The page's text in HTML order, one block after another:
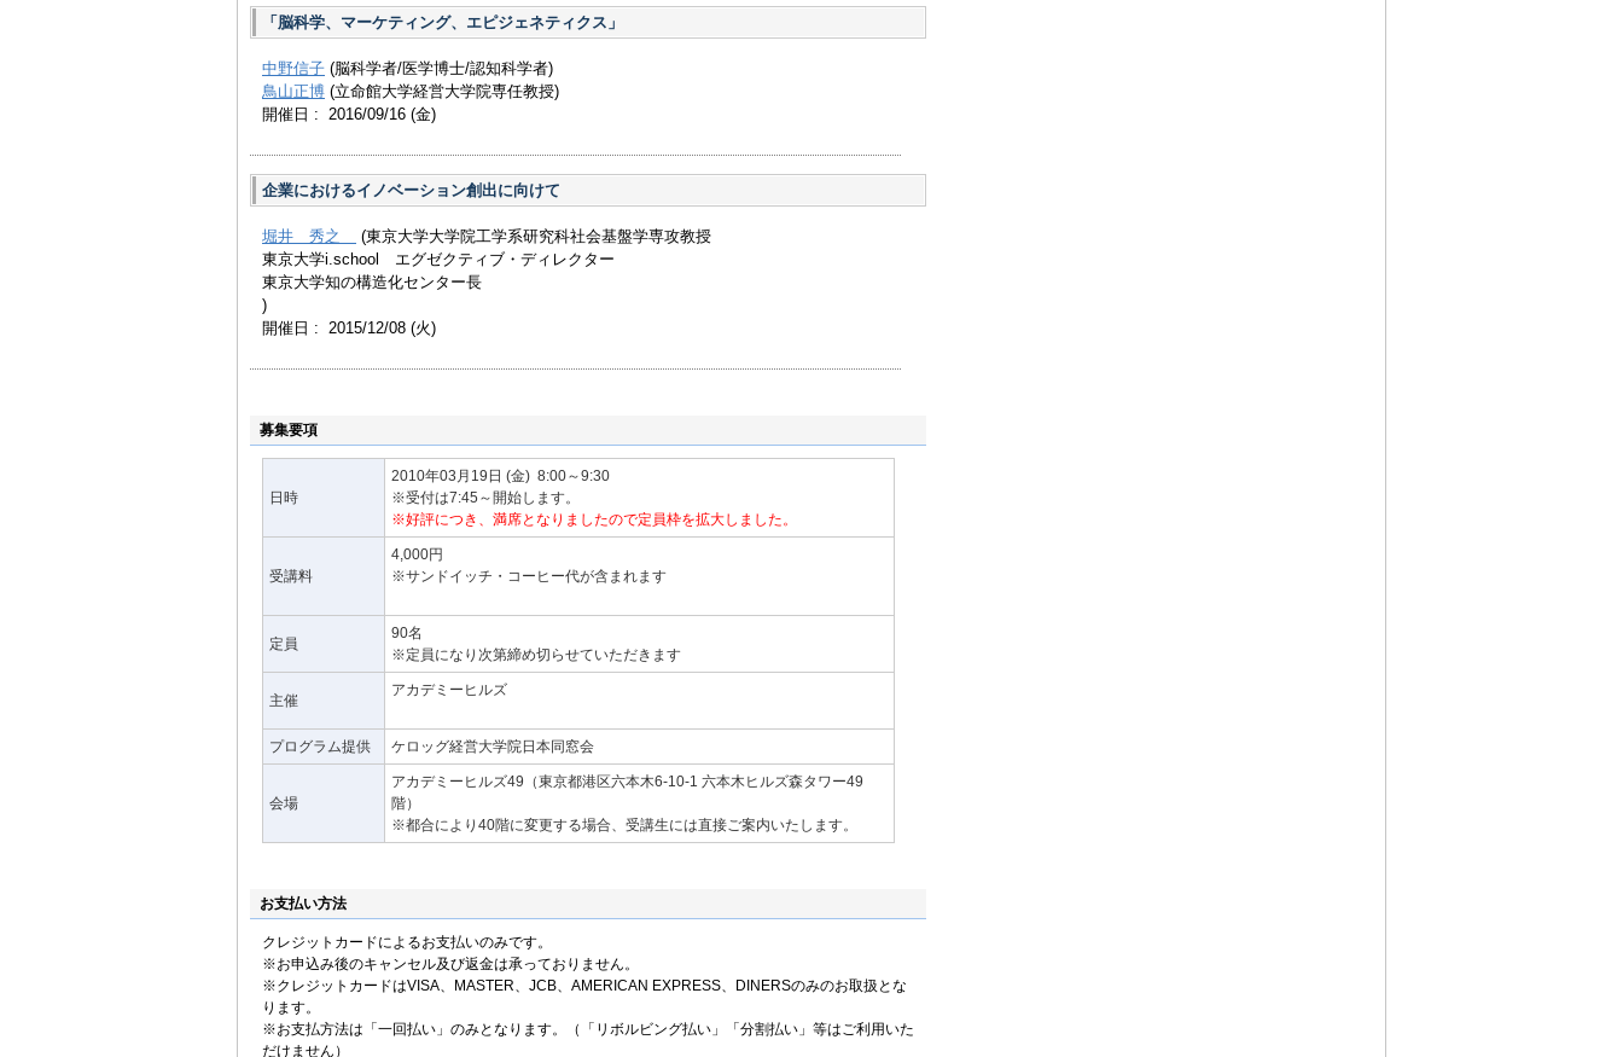
「脳科学、マーケティング、エピジェネティクス」
中野信子 (脳科学者/医学博士/認知科学者)
鳥山正博 (立命館大学経営大学院専任教授)
開催日 : 2016/09/16 (金)
企業におけるイノベーション創出に向けて
堀井 秀之
(東京大学大学院工学系研究科社会基盤学専攻教授
東京大学i.school エグゼクティブ・ディレクター
東京大学知の構造化センター長
)
開催日 : 2015/12/08 (火)
募集要項
日時
2010年03月19日 (金) 8:00～9:30
※受付は7:45～開始します。
※好評につき、満席となりましたので定員枠を拡大しました。
受講料
4,000円
※サンドイッチ・コーヒー代が含まれます
定員
90名
※定員になり次第締め切らせていただきます
主催
アカデミーヒルズ
プログラム提供 ケロッグ経営大学院日本同窓会
会場
アカデミーヒルズ49（東京都港区六本木6-10-1 六本木ヒルズ森タワー49
階）
※都合により40階に変更する場合、受講生には直接ご案内いたします。
お支払い方法
クレジットカードによるお支払いのみです。
※お申込み後のキャンセル及び返金は承っておりません。
※クレジットカードはVISA、MASTER、JCB、AMERICAN EXPRESS、DINERSのみのお取扱とな
ります。
※お支払方法は「一回払い」のみとなります。（「リボルビング払い」「分割払い」等はご利用いた
だけません）